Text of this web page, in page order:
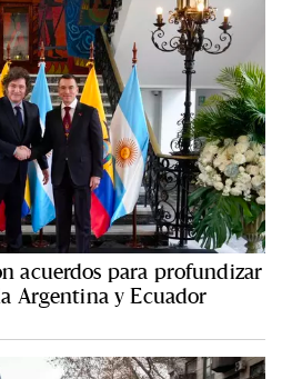
acuerdos para profundizar
Argentina y Ecuador